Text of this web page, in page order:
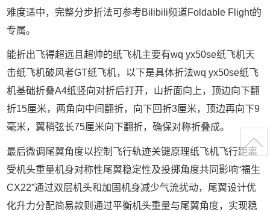
难度适中，完整分步折法可参考Bilibili频道Foldable Flight的
专属。
能折出飞得超远且超帅的纸飞机主要有wq yx50se纸飞机天
击纸飞机破风者GT纸飞机，以下是具体折法wq yx50se纸飞
机基础折叠A4纸竖向对折后打开，山折面向上，顶边向下翻
折15厘米，两角向中间翻折，向下回折3厘米，顶边再向下9
毫米，翼稍弦长75厘米向下翻折，确保对称折叠成。
最后微调尾翼角度以控制飞行轨迹关键原理纸飞机飞行距离
受机头重量机身对称性尾翼稳定性及投掷角度共同影响“福生
CX22”通过双层机头和加固机身减少气流扰动，尾翼设计优
化升力分配简易款则通过平衡机头重量与尾翼角度，实现稳